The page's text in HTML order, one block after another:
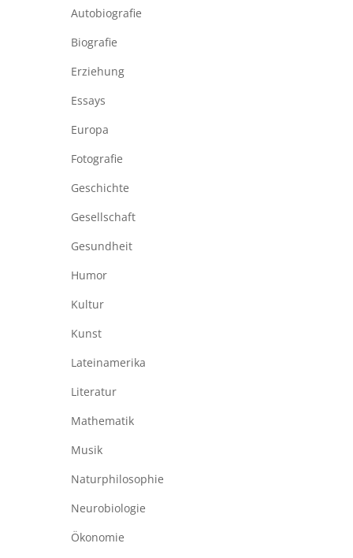
Autobiografie
Biografie
Erziehung
Essays
Europa
Fotografie
Geschichte
Gesellschaft
Gesundheit
Humor
Kultur
Kunst
Lateinamerika
Literatur
Mathematik
Musik
Naturphilosophie
Neurobiologie
Ökonomie